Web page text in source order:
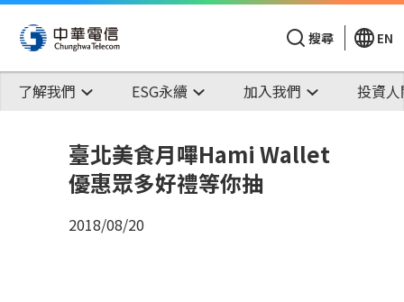
搜尋 EN
了解我們 ESG永續 加入我們 投資
臺北美食月嗶Hami Wallet
優惠眾多好禮等你抽
2018/08/20